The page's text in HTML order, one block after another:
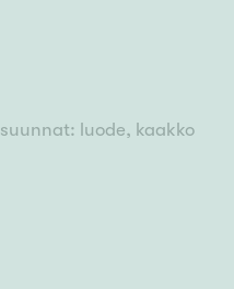
luode, kaakko